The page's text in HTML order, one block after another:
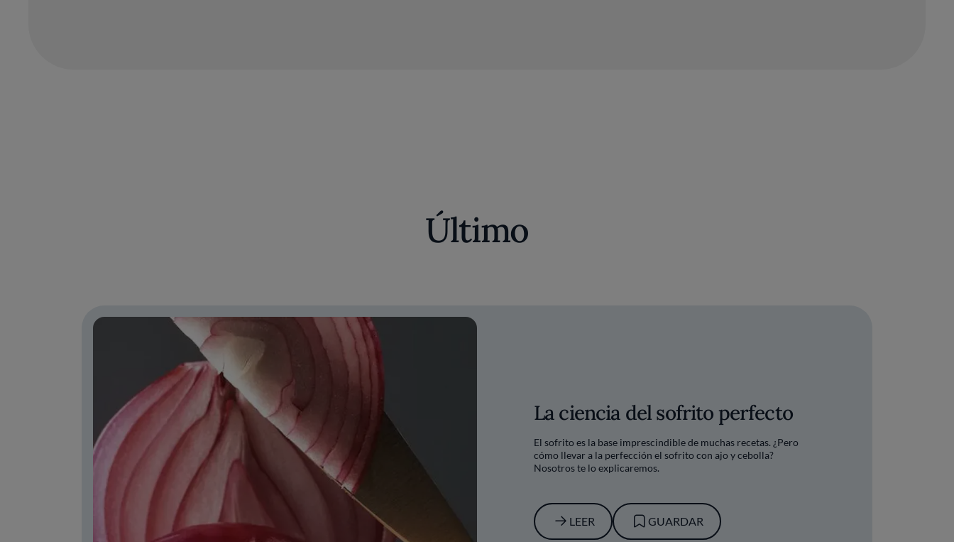
Último
La ciencia del sofrito perfecto
El sofrito es la base imprescindible de muchas recetas. ¿Pero
cómo llevar a la perfección el sofrito con ajo y cebolla?
Nosotros te lo explicaremos.
LEER GUARDAR